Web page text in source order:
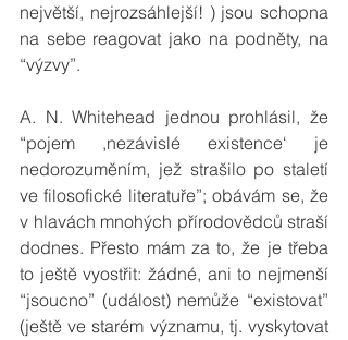
největší, nejrozsáhlejší! ) jsou schopna
na sebe reagovat jako na podněty, na
“výzvy”.
A. N. Whitehead jednou prohlásil, že
“pojem ,nezávislé existence‘ je
nedorozuměním, jež strašilo po staletí
ve filosofické literatuře”; obávám se, že
v hlavách mnohých přírodovědců straší
dodnes. Přesto mám za to, že je třeba
to ještě vyostřit: žádné, ani to nejmenší
“jsoucno” (událost) nemůže “existovat”
(ještě ve starém významu, tj. vyskytovat